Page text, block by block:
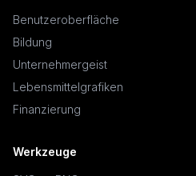
Benutzeroberfläche
Bildung
Unternehmergeist
Lebensmittelgrafiken
Finanzierung
Werkzeuge